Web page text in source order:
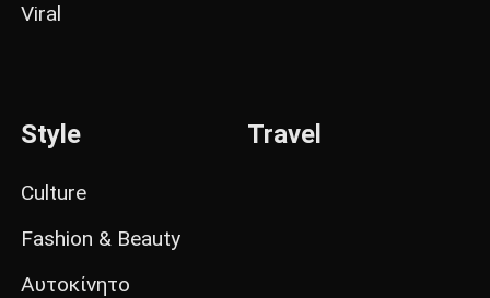
Viral
Style
Culture
Fashion & Beauty
Αυτοκίνητο
Travel